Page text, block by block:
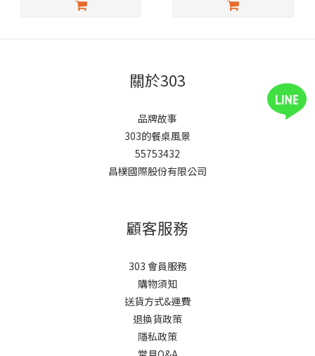
關於303
品牌故事
303的餐桌風景
55753432
昌樸國際股份有限公司
顧客服務
303 會員服務
購物須知
送貨方式&運費
退換貨政策
隱私政策